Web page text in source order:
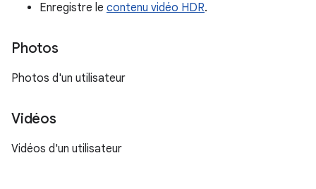
Enregistre le contenu vidéo HDR.
Photos
Photos d'un utilisateur
Vidéos
Vidéos d'un utilisateur